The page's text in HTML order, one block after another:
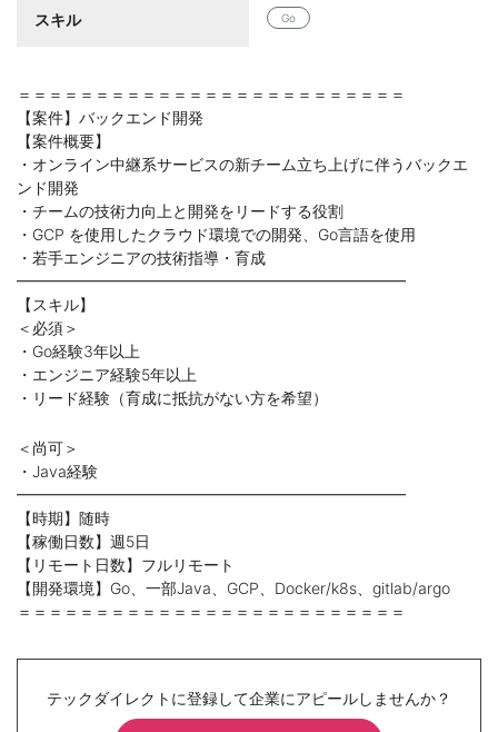
スキル Go
＝＝＝＝＝＝＝＝＝＝＝＝＝＝＝＝＝＝＝＝＝＝＝＝＝
【案件】バックエンド開発
【案件概要】
・オンライン中継系サービスの新チーム立ち上げに伴うバックエ
ンド開発
・チームの技術力向上と開発をリードする役割
・GCP を使用したクラウド環境での開発、Go言語を使用
・若手エンジニアの技術指導・育成
━━━━━━━━━━━━━━━━━━━━━━━━━
【スキル】
＜必須＞
・Go経験3年以上
・エンジニア経験5年以上
・リード経験（育成に抵抗がない方を希望）
＜尚可＞
・Java経験
━━━━━━━━━━━━━━━━━━━━━━━━━
【時期】随時
【稼働日数】週5日
【リモート日数】フルリモート
【開発環境】Go、一部Java、GCP、Docker/k8s、gitlab/argo
＝＝＝＝＝＝＝＝＝＝＝＝＝＝＝＝＝＝＝＝＝＝＝＝＝
テックダイレクトに登録して企業にアピールしませんか？